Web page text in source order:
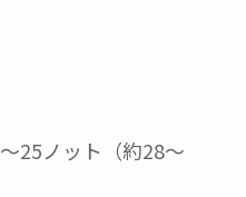
25ノット（約28～